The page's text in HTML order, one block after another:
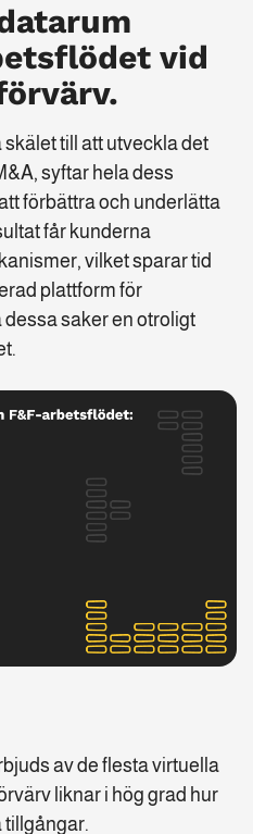
vid
till att utveckla det
syftar hela dess
förbättra och underlätta
får kunderna
vilket sparar tid
plattform för
saker en otroligt
av de flesta virtuella
liknar i hög grad hur
tillgångar.